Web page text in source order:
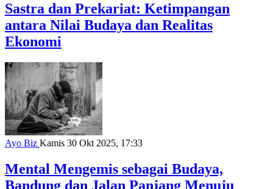
Sastra dan Prekariat: Ketimpangan
antara Nilai Budaya dan Realitas
Ekonomi
Ayo Biz Kamis 30 Okt 2025, 17:33
Mental Mengemis sebagai Budaya,
Bandung dan Jalan Panjang Menuju